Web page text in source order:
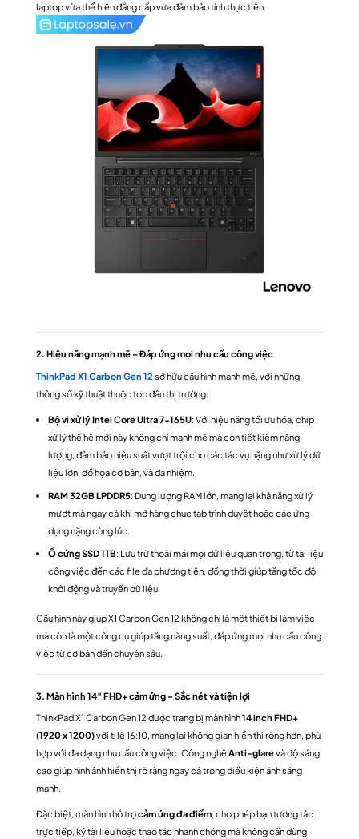
laptop vừa thể hiện đẳng cấp vừa đảm bảo tính thực tiễn.
2. Hiệu năng mạnh mẽ – Đáp ứng mọi nhu cầu công việc
ThinkPad X1 Carbon Gen 12 sở hữu cấu hình mạnh mẽ, với những
thông số kỹ thuật thuộc top đầu thị trường:
Bộ vi xử lý Intel Core Ultra 7-165U: Với hiệu năng tối ưu hóa, chip
xử lý thế hệ mới này không chỉ mạnh mẽ mà còn tiết kiệm năng
lượng, đảm bảo hiệu suất vượt trội cho các tác vụ nặng như xử lý dữ
liệu lớn, đồ họa cơ bản, và đa nhiệm.
RAM 32GB LPDDR5: Dung lượng RAM lớn, mang lại khả năng xử lý
mượt mà ngay cả khi mở hàng chục tab trình duyệt hoặc các ứng
dụng nặng cùng lúc.
Ổ cứng SSD 1TB: Lưu trữ thoải mái mọi dữ liệu quan trọng, từ tài liệu
công việc đến các file đa phương tiện, đồng thời giúp tăng tốc độ
khởi động và truyền dữ liệu.
Cấu hình này giúp X1 Carbon Gen 12 không chỉ là một thiết bị làm việc
mà còn là một công cụ giúp tăng năng suất, đáp ứng mọi nhu cầu công
việc từ cơ bản đến chuyên sâu.
3. Màn hình 14″ FHD+ cảm ứng – Sắc nét và tiện lợi
ThinkPad X1 Carbon Gen 12 được trang bị màn hình14 inch FHD+
(1920 x 1200)với tỉ lệ 16:10, mang lại không gian hiển thị rộng hơn, phù
hợp với đa dạng nhu cầu công việc. Công nghệAnti-glarevà độ sáng
cao giúp hình ảnh hiển thị rõ ràng ngay cả trong điều kiện ánh sáng
mạnh.
Đặc biệt, màn hình hỗ trợcảm ứng đa điểm, cho phép bạn tương tác
trực tiếp, ký tài liệu hoặc thao tác nhanh chóng mà không cần dùng